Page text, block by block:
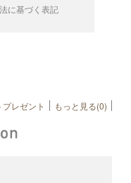
に基づく表記
レゼント もっと見る(0)